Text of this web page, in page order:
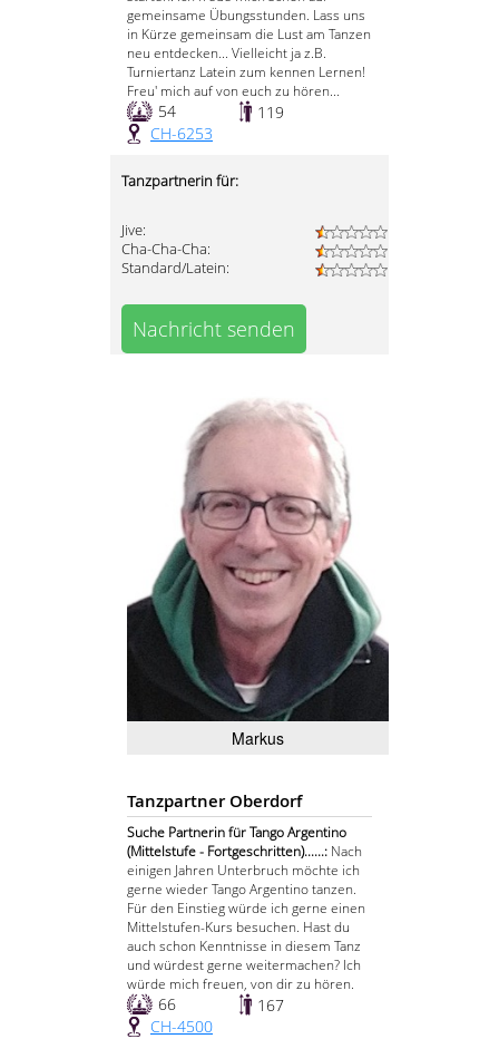
gemeinsame Übungsstunden. Lass uns
in Kürze gemeinsam die Lust am Tanzen
neu entdecken... Vielleicht ja z.B.
Turniertanz Latein zum kennen Lernen!
Freu' mich auf von euch zu hören...
54
119
CH-6253
Tanzpartnerin für:
Jive:
Cha-Cha-Cha:
Standard/Latein:
Nachricht senden
Markus
Tanzpartner Oberdorf
Suche Partnerin für Tango Argentino
(Mittelstufe - Fortgeschritten)......: Nach
einigen Jahren Unterbruch möchte ich
gerne wieder Tango Argentino tanzen.
Für den Einstieg würde ich gerne einen
Mittelstufen-Kurs besuchen. Hast du
auch schon Kenntnisse in diesem Tanz
und würdest gerne weitermachen? Ich
würde mich freuen, von dir zu hören.
66
167
CH-4500